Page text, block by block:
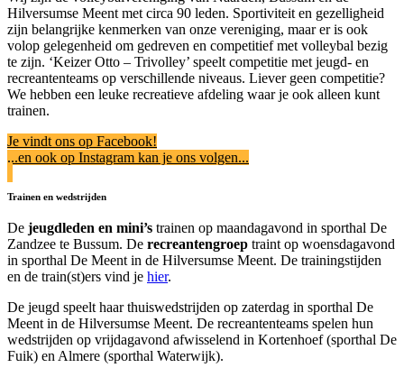
Hilversumse Meent met circa 90 leden. Sportiviteit en gezelligheid
zijn belangrijke kenmerken van onze vereniging, maar er is ook
volop gelegenheid om gedreven en competitief met volleybal bezig
te zijn. ‘Keizer Otto – Trivolley’ speelt competitie met jeugd- en
recreantenteams op verschillende niveaus. Liever geen competitie?
We hebben een leuke recreatieve afdeling waar je ook alleen kunt
trainen.
Je vindt ons op Facebook!
...en ook op Instagram kan je ons volgen...
Trainen en wedstrijden
De jeugdleden en mini’s trainen op maandagavond in sporthal De
Zandzee te Bussum. De recreantengroep traint op woensdagavond
in sporthal De Meent in de Hilversumse Meent. De trainingstijden
en de train(st)ers vind je hier.
De jeugd speelt haar thuiswedstrijden op zaterdag in sporthal De
Meent in de Hilversumse Meent. De recreantenteams spelen hun
wedstrijden op vrijdagavond afwisselend in Kortenhoef (sporthal De
Fuik) en Almere (sporthal Waterwijk).